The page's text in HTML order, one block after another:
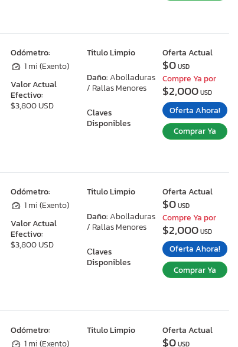
Odómetro:
1 mi (Exento)
Valor Actual
Efectivo:
$3,800 USD
Titulo Limpio
Daño: Abolladuras
/ Rallas Menores
Сlaves
Disponibles
Oferta Actual
$0USD
Compre Ya por
$2,000USD
Oferta Ahora!
Comprar Ya
Odómetro:
1 mi (Exento)
Valor Actual
Efectivo:
$3,800 USD
Titulo Limpio
Daño: Abolladuras
/ Rallas Menores
Сlaves
Disponibles
Oferta Actual
$0USD
Compre Ya por
$2,000USD
Oferta Ahora!
Comprar Ya
Odómetro:
1 mi (Exento)
Titulo Limpio Oferta Actual
$0USD